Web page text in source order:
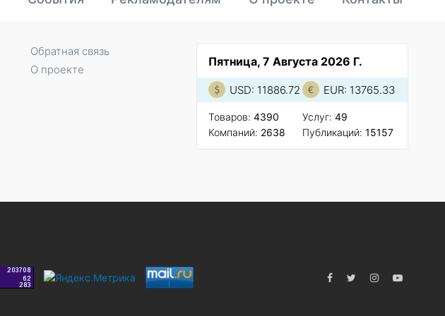
Пятница, 7 Августа 2026 Г.
USD: 11886.72 EUR: 13765.33
Товаров: 4390
Компаний: 2638
Услуг: 49
Публикаций: 15157
Обратная связь
О проекте